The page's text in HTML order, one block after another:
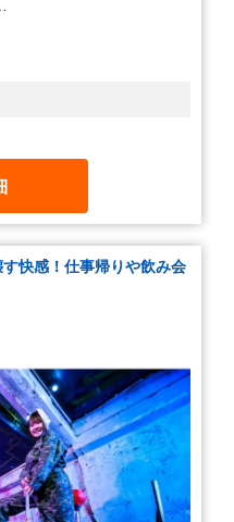
す快感！仕事帰りや飲み会